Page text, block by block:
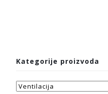
Kategorije proizvoda